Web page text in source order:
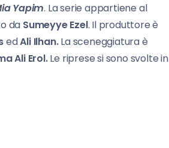
Yapim. La serie appartiene al
da Sumeyye Ezel. Il produttore è
edAli Ilhan.La sceneggiatura è
Ali Erol.Le riprese si sono svolte in